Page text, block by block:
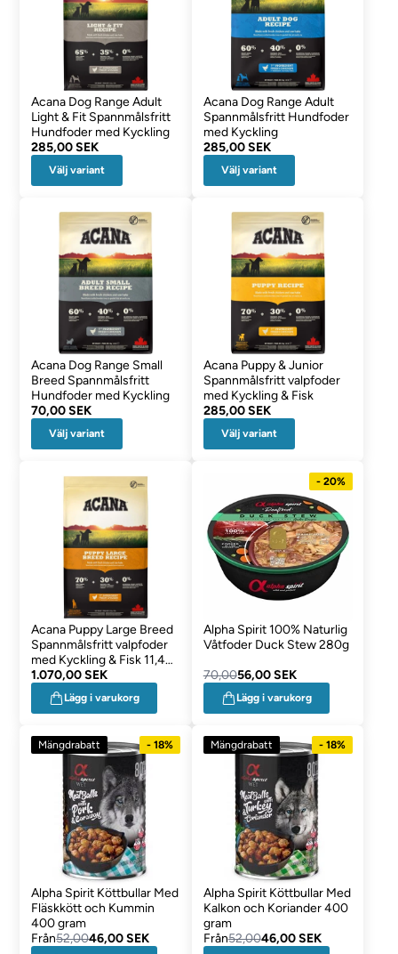
Acana Dog Range Adult
Light & Fit Spannmålsfritt
Hundfoder med Kyckling
285,00 SEK
Välj variant
Acana Dog Range Adult
Spannmålsfritt Hundfoder
med Kyckling
285,00 SEK
Välj variant
Acana Dog Range Small
Breed Spannmålsfritt
Hundfoder med Kyckling
70,00 SEK
Välj variant
Acana Puppy & Junior
Spannmålsfritt valpfoder
med Kyckling & Fisk
285,00 SEK
Välj variant
Acana Puppy Large Breed
Spannmålsfritt valpfoder
med Kyckling & Fisk 11,4
Kg
1.070,00 SEK
Lägg i varukorg
- 20%
Alpha Spirit 100% Naturlig
Våtfoder Duck Stew 280g
70,0056,00 SEK
Lägg i varukorg
Mängdrabatt - 18%
Alpha Spirit Köttbullar Med
Fläskkött och Kummin
400 gram
Från52,0046,00 SEK
Mängdrabatt - 18%
Alpha Spirit Köttbullar Med
Kalkon och Koriander 400
gram
Från52,0046,00 SEK